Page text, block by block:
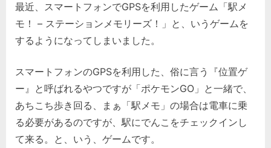
部。
メ
ン。
(旧
春
最近、スマートフォンでGPSを利用したゲーム「駅メ
モ！ – ステーションメモリーズ！」と、いうゲームを
するようになってしまいました。
スマートフォンのGPSを利用した、俗に言う『位置ゲ
ー』と呼ばれるやつですが「ポケモンGO」と一緒で、
あちこち歩き回る、まぁ「駅メモ」の場合は電車に乗
る必要があるのですが、駅にでんこをチェックインし
て来る。と、いう、ゲームです。